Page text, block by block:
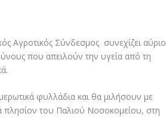
Αγροτικός Σύνδεσμος συνεχίζει αύριο
που απειλούν την υγεία από τη
φυλλάδια και θα μιλήσουν με
πλησίον του Παλιού Νοσοκομείου, στη